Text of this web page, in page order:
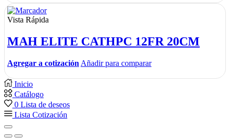
Vista Rápida
MAH ELITE CATHPC 12FR 20CM
Agregar a cotización Añadir para comparar
Inicio
Catálogo
0 Lista de deseos
Lista Cotización